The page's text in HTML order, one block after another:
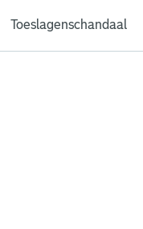
Toeslagenschandaal